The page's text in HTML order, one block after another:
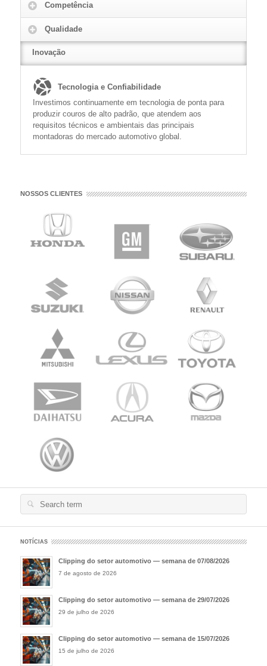
READ MORE
Competência
Qualidade
Inovação
Tecnologia e Confiabilidade
Investimos continuamente em tecnologia de ponta para
produzir couros de alto padrão, que atendem aos
requisitos técnicos e ambientais das principais
montadoras do mercado automotivo global.
NOSSOS CLIENTES
Search
NOTÍCIAS
Clipping do setor automotivo — semana de 07/08/2026
7 de agosto de 2026
Clipping do setor automotivo — semana de 29/07/2026
29 de julho de 2026
Clipping do setor automotivo — semana de 15/07/2026
15 de julho de 2026